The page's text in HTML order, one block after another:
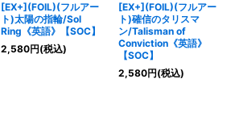
[EX+](FOIL)(フルアー
ト)太陽の指輪/Sol
Ring《英語》【SOC】
2,580円(税込)
[EX+](FOIL)(フルアー
ト)確信のタリスマ
ン/Talisman of
Conviction《英語》
【SOC】
2,580円(税込)